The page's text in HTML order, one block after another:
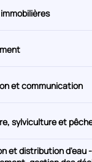
et communication
sylviculture et
et distribution d'eau -